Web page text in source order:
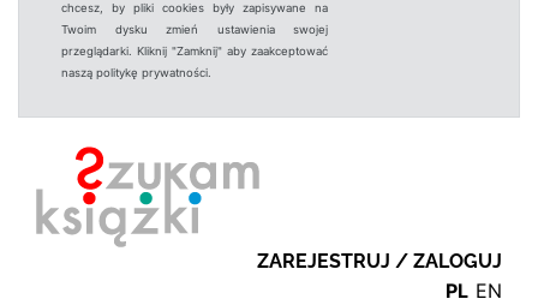
chcesz, by pliki cookies były zapisywane na
Twoim dysku zmień ustawienia swojej
przeglądarki. Kliknij "Zamknij" aby zaakceptować
naszą politykę prywatności.
ZAREJESTRUJ / ZALOGUJ
PL EN